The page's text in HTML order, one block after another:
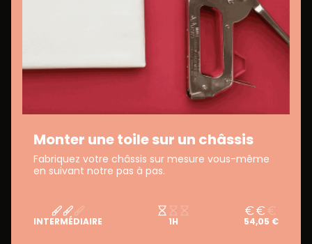
Monter une toile sur un châssis
Fabriquez votre châssis sur mesure vous-même
en suivant notre pas à pas.
INTERMÉDIAIRE 1H 54,05 €